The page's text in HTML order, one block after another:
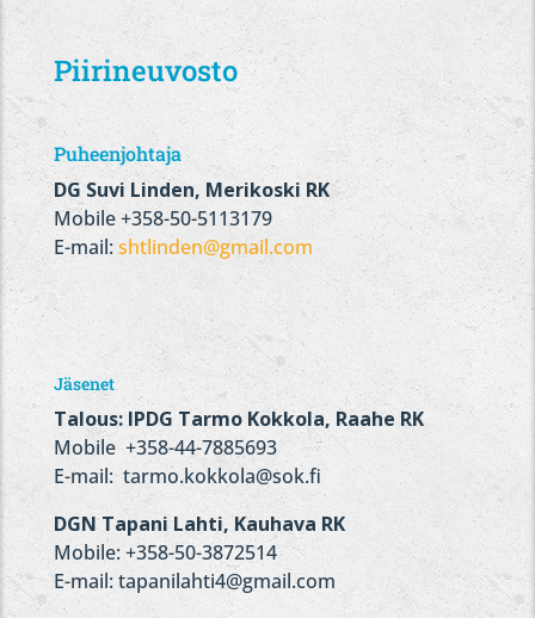
Piirineuvosto
Puheenjohtaja
DG Suvi Linden, Merikoski RK
Mobile +358-50-5113179
E-mail:shtlinden@gmail.com
Jäsenet
Talous: IPDG Tarmo Kokkola, Raahe RK
Mobile +358-44-7885693
E-mail: tarmo.kokkola@sok.fi
DGN Tapani Lahti, Kauhava RK
Mobile: +358-50-3872514
E-mail: tapanilahti4@gmail.com